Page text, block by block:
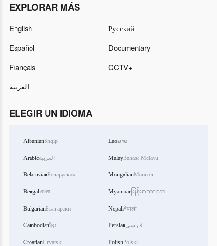
EXPLORAR MÁS
English
Español
Français
العربية
Русский
Documentary
CCTV+
ELEGIR UN IDIOMA
AlbanianShqip
Arabicالعربية
BelarusianБеларуская
Bengaliবাংলা
BulgarianБългарски
Cambodianខ្មែរ
CroatianHrvatski
Laoລາວ
MalayBahasa Melayu
MongolianМонгол
Myanmar မြန်မာဘာသာ
Nepaliनेपाली
Persianفارسی
PolishPolski